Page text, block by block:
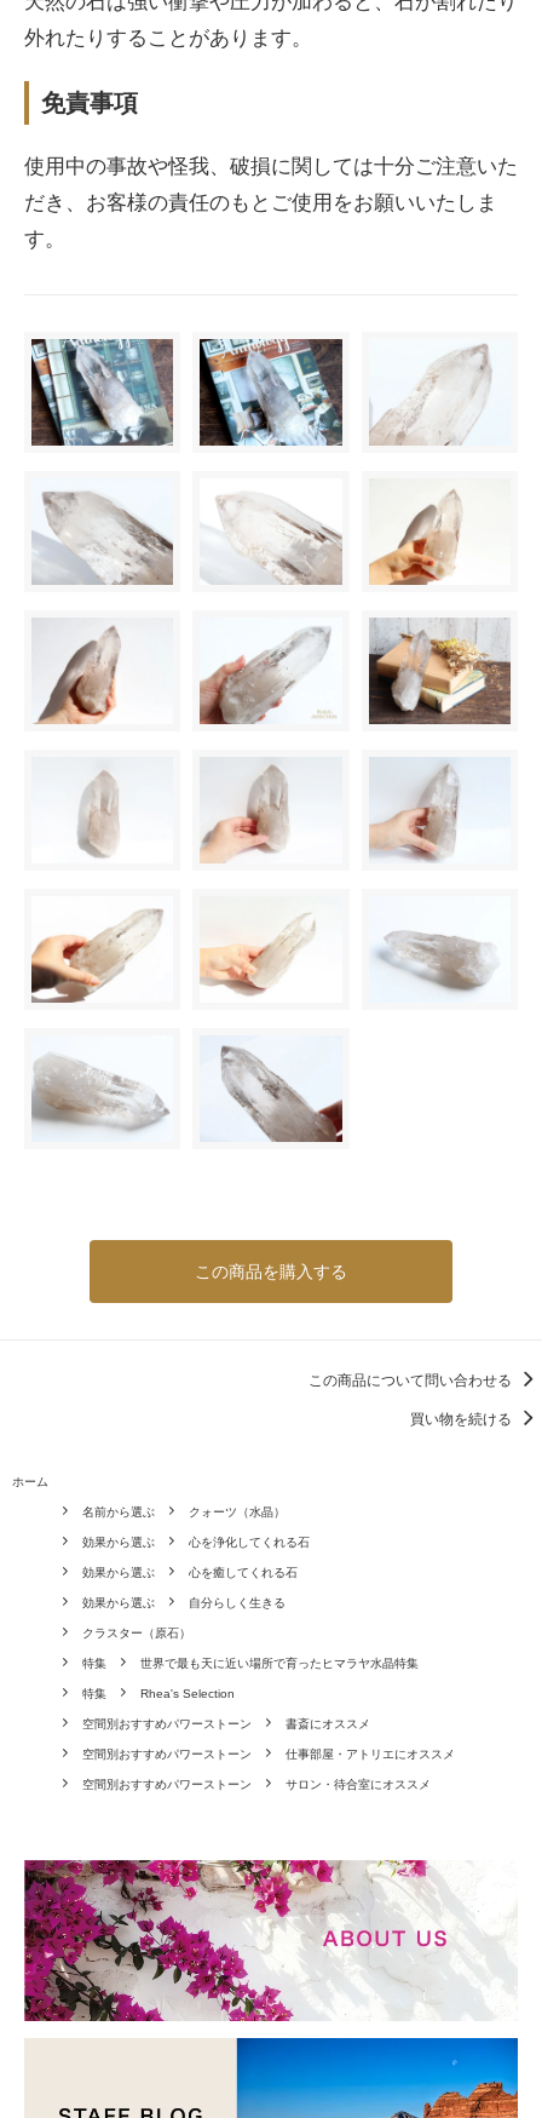
外れたりすることがあります。
免責事項
使用中の事故や怪我、破損に関しては十分ご注意いた
だき、お客様の責任のもとご使用をお願いいたしま
す。
この商品を購入する
この商品について問い合わせる
買い物を続ける
ホーム
名前から選ぶ クォーツ（水晶）
効果から選ぶ 心を浄化してくれる石
効果から選ぶ 心を癒してくれる石
効果から選ぶ 自分らしく生きる
クラスター（原石）
特集 世界で最も天に近い場所で育ったヒマラヤ水晶特集
特集 Rhea's Selection
空間別おすすめパワーストーン 書斎にオススメ
空間別おすすめパワーストーン 仕事部屋・アトリエにオススメ
空間別おすすめパワーストーン サロン・待合室にオススメ